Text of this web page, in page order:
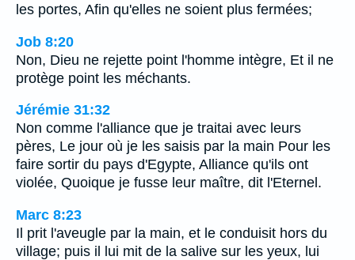
les portes, Afin qu'elles ne soient plus fermées;
Job 8:20
Non, Dieu ne rejette point l'homme intègre, Et il ne
protège point les méchants.
Jérémie 31:32
Non comme l'alliance que je traitai avec leurs
pères, Le jour où je les saisis par la main Pour les
faire sortir du pays d'Egypte, Alliance qu'ils ont
violée, Quoique je fusse leur maître, dit l'Eternel.
Marc 8:23
Il prit l'aveugle par la main, et le conduisit hors du
village; puis il lui mit de la salive sur les yeux, lui